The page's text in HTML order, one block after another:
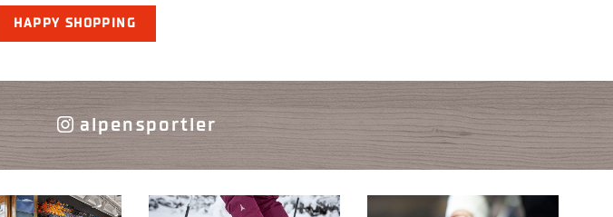
HAPPY SHOPPING
alpensportler